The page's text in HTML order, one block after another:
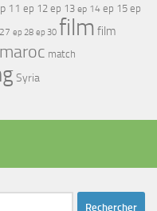
11 ep 12 ep 13 ep 14 ep 15 ep
ep 28 ep 30 film film
maroc match
Syria